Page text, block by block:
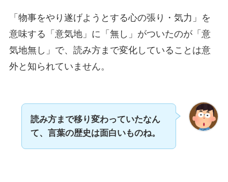
「物事をやり遂げようとする心の張り・気力」を
意味する「意気地」に「無し」がついたのが「意
気地無し」で、読み方まで変化していることは意
外と知られていません。
読み方まで移り変わっていたなん
て、言葉の歴史は面白いものね。